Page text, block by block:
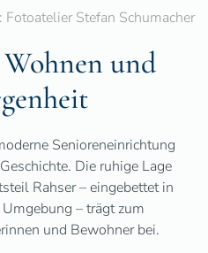
Fotoatelier Stefan Schumacher
und
Senioreneinrichtung
Die ruhige Lage
Rahser – eingebettet in
– trägt zum
und Bewohner bei.